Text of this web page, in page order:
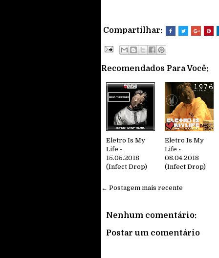
Compartilhar:
Recomendados Para Você:
Eletro Is My
Life -
15.05.2018
(Infect Drop)
Eletro Is My
Life -
08.04.2018
(Infect Drop)
← Postagem mais recente
Nenhum comentário:
Postar um comentário